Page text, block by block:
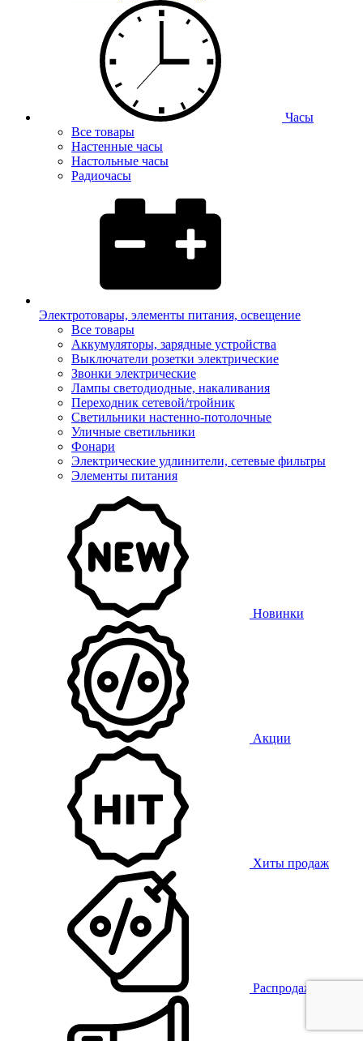
Часы
Все товары
Настенные часы
Настольные часы
Радиочасы
Электротовары, элементы питания, освещение
Все товары
Аккумуляторы, зарядные устройства
Выключатели розетки электрические
Звонки электрические
Лампы светодиодные, накаливания
Переходник сетевой/тройник
Светильники настенно-потолочные
Уличные светильники
Фонари
Электрические удлинители, сетевые фильтры
Элементы питания
Новинки
Акции
Хиты продаж
Распродажа